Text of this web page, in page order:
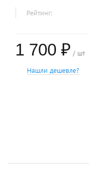
Рейтинг:
1 700 ₽ / шт
Нашли дешевле?